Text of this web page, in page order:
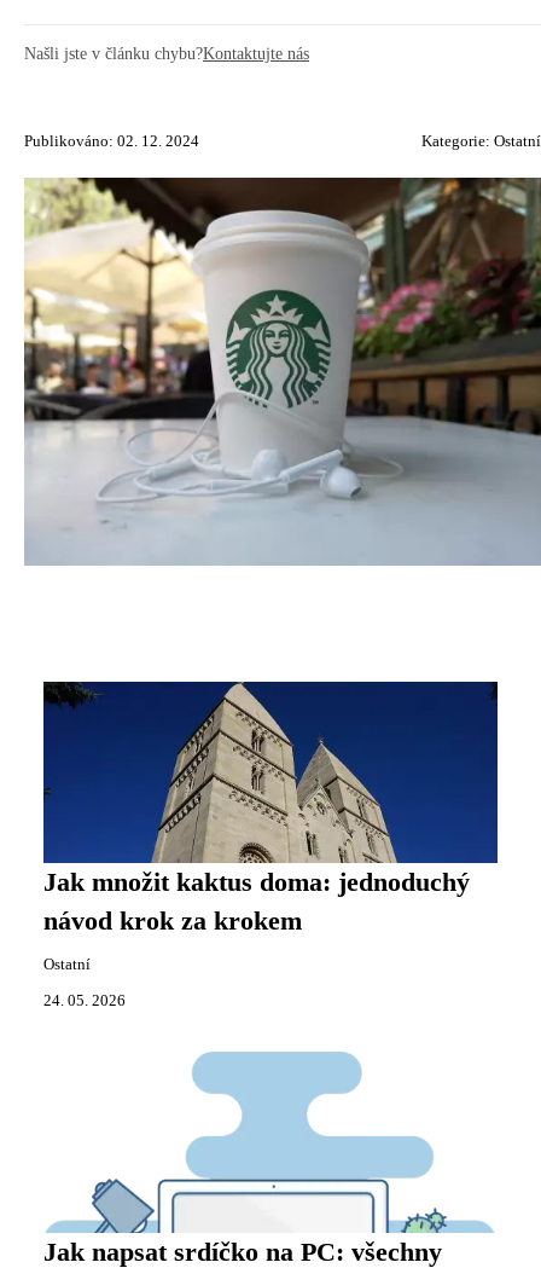
Našli jste v článku chybu?Kontaktujte nás
Publikováno: 02. 12. 2024 Kategorie: Ostatní
Jak množit kaktus doma: jednoduchý
návod krok za krokem
Ostatní
24. 05. 2026
Jak napsat srdíčko na PC: všechny